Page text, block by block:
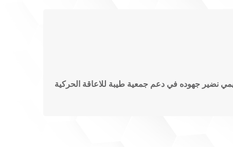
نضير جهوده في دعم جمعية طيبة للاعاقة الحركية